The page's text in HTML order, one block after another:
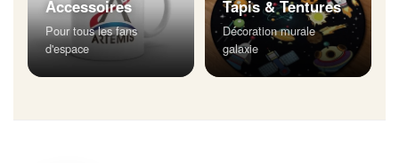
Accessoires
Pour tous les fans
d'espace
Tapis & Tentures
Décoration murale
galaxie